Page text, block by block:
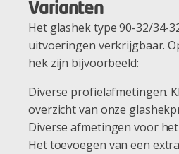
Varianten
Het glashek type 90-32/34-
uitvoeringen verkrijgbaar.
hek zijn bijvoorbeeld:
Diverse profielafmetingen.
overzicht van onze
Diverse afmetingen voor
Het toevoegen van een